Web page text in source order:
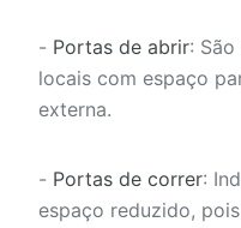
- Portas de abrir:
locais com espaço
externa.
- Portas de correr:
espaço reduzido,